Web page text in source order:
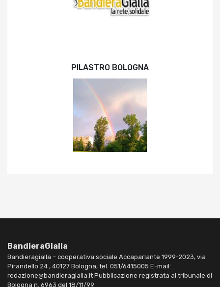
PILASTRO BOLOGNA
BandieraGialla
Bandieragialla – cooperativa sociale Accaparlante 1999-2023, via
Pirandello 24 , 40127 Bologna, tel. 051/6415005 E-mail:
redazione@bandieragialla.it Pubblicazione registrata al tribunale di
Bologna n. 6963 del 18/11/99